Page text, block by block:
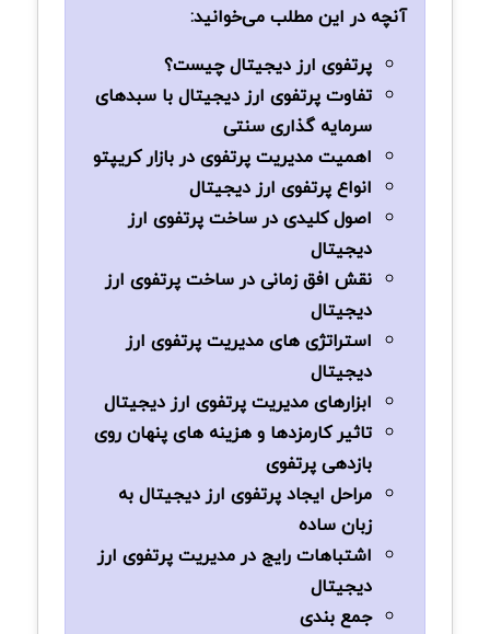
آنچه در این مطلب می‌خوانید:
پرتفوی ارز دیجیتال چیست؟
تفاوت پرتفوی ارز دیجیتال با سبدهای
سرمایه گذاری سنتی
اهمیت مدیریت پرتفوی در بازار کریپتو
انواع پرتفوی ارز دیجیتال
اصول کلیدی در ساخت پرتفوی ارز
دیجیتال
نقش افق زمانی در ساخت پرتفوی ارز
دیجیتال
استراتژی های مدیریت پرتفوی ارز
دیجیتال
ابزارهای مدیریت پرتفوی ارز دیجیتال
تاثیر کارمزدها و هزینه های پنهان روی
بازدهی پرتفوی
مراحل ایجاد پرتفوی ارز دیجیتال به
زبان ساده
اشتباهات رایج در مدیریت پرتفوی ارز
دیجیتال
جمع بندی